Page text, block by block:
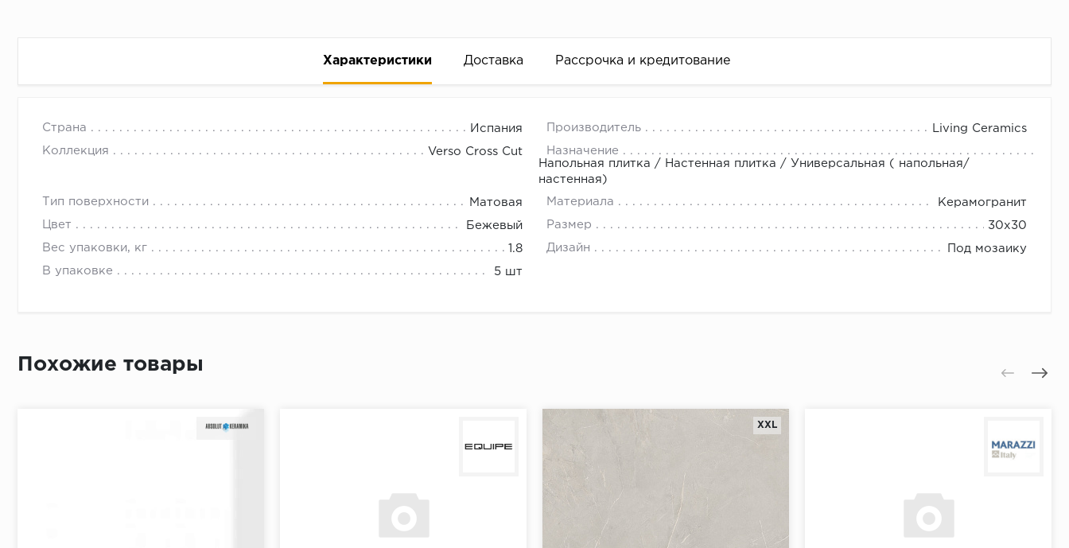
Характеристики Доставка Рассрочка и кредитование
Страна Испания Производитель Living Ceramics
Коллекция Verso Cross Cut
Назначение
Напольная плитка / Настенная плитка / Универсальная ( напольная/
настенная)
Тип поверхности Матовая Материала Керамогранит
Цвет Бежевый Размер 30x30
Вес упаковки, кг 1.8 Дизайн Под мозаику
В упаковке 5 шт
Достаточно только паспорта
Похожие товары
XXL